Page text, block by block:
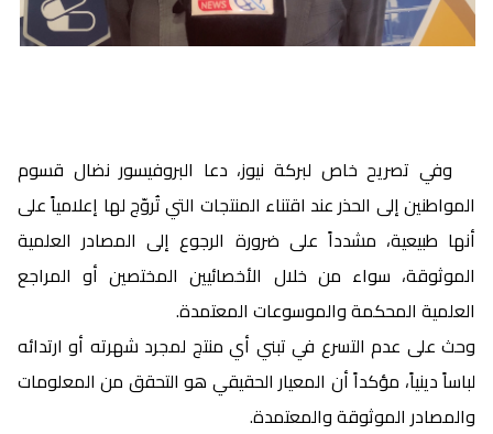
وفي تصريح خاص لبركة نيوز، دعا البروفيسور نضال قسوم
المواطنين إلى الحذر عند اقتناء المنتجات التي تُروّج لها إعلامياً على
أنها طبيعية، مشدداً على ضرورة الرجوع إلى المصادر العلمية
الموثوقة، سواء من خلال الأخصائيين المختصين أو المراجع
العلمية المحكمة والموسوعات المعتمدة.
وحث على عدم التسرع في تبني أي منتج لمجرد شهرته أو ارتدائه
لباساً دينياً، مؤكداً أن المعيار الحقيقي هو التحقق من المعلومات
والمصادر الموثوقة والمعتمدة.